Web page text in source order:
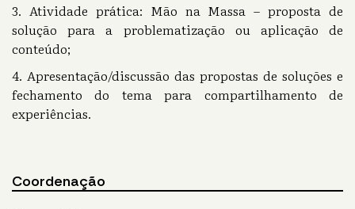
3. Atividade prática: Mão na Massa – proposta de
solução para a problematização ou aplicação de
conteúdo;
4. Apresentação/discussão das propostas de soluções e
fechamento do tema para compartilhamento de
experiências.
Coordenação